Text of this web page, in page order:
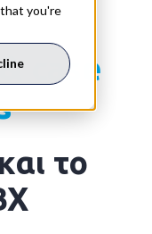
you're
case
το